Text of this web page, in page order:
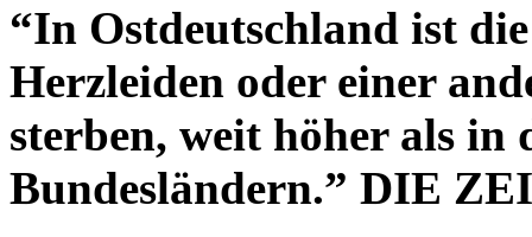
“In Ostdeutschland ist
Herzleiden oder einer
sterben, weit höher als in
Bundesländern.” DIE